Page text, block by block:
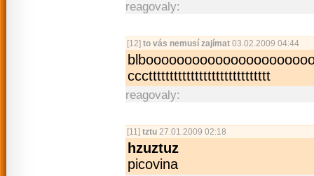
reagovaly:
[12] to vás nemusí zajímat 03.02.2009 04:44
cccttttttttttttttttttttt­tttttttt
reagovaly:
[11] tztu 27.01.2009 02:18
hzuztuz
picovina